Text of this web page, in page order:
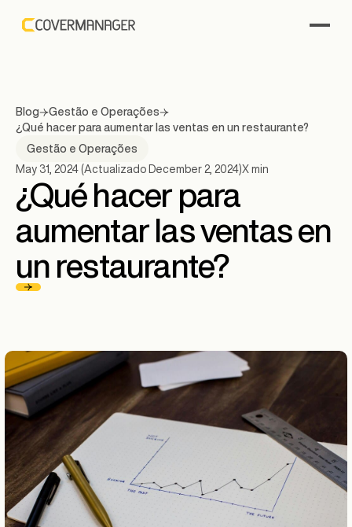
Blog
Gestão e Operações
¿Qué hacer para aumentar las ventas en un restaurante?
Gestão e Operações
May 31, 2024(Actualizado December 2, 2024)X min
¿Qué hacer para
aumentar las ventas en
un restaurante?